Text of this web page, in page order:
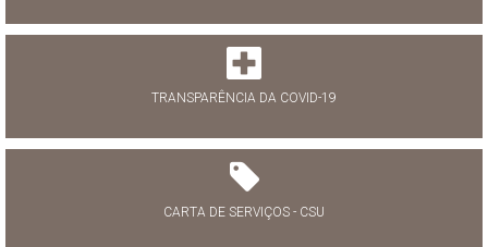
TRANSPARÊNCIA DA COVID-19
CARTA DE SERVIÇOS - CSU